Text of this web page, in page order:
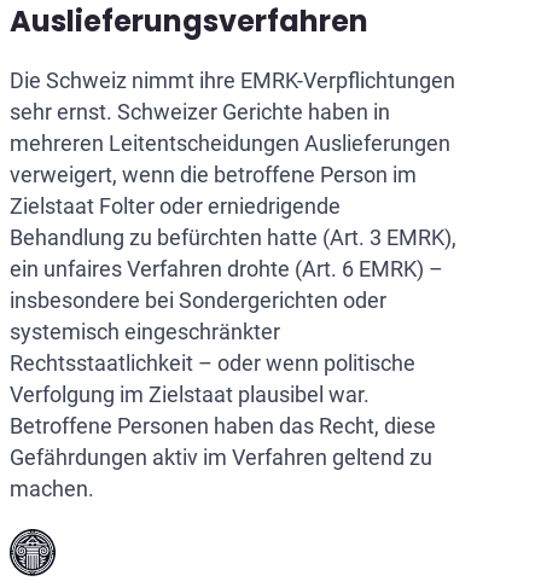
Auslieferungsverfahren
Die Schweiz nimmt ihre EMRK-Verpflichtungen
sehr ernst. Schweizer Gerichte haben in
mehreren Leitentscheidungen Auslieferungen
verweigert, wenn die betroffene Person im
Zielstaat Folter oder erniedrigende
Behandlung zu befürchten hatte (Art. 3 EMRK),
ein unfaires Verfahren drohte (Art. 6 EMRK) –
insbesondere bei Sondergerichten oder
systemisch eingeschränkter
Rechtsstaatlichkeit – oder wenn politische
Verfolgung im Zielstaat plausibel war.
Betroffene Personen haben das Recht, diese
Gefährdungen aktiv im Verfahren geltend zu
machen.